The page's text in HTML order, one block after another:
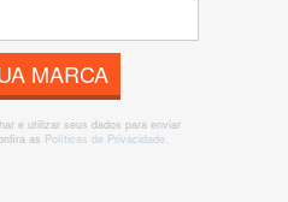
MARCA
e utilizar seus dados para enviar
as Políticas de Privacidade.